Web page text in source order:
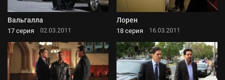
Вальгалла
17 серия 02.03.2011
Лорен
18 серия 16.03.2011